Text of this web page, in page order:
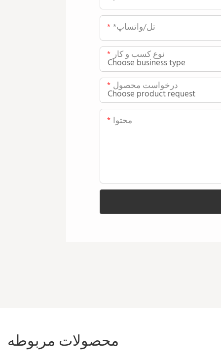
*تل/واتساپ
نوع کسب و کار
درخواست محصول
محتوا
محصولات مربوطه